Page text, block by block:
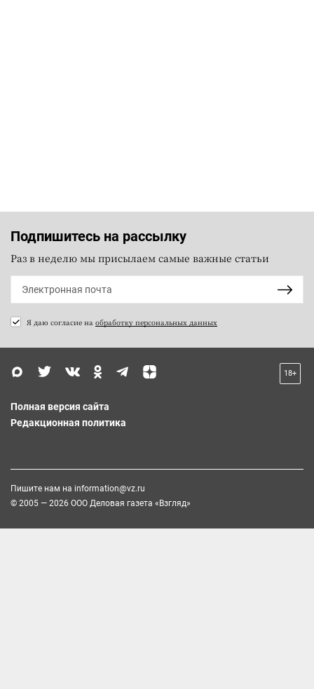
Подпишитесь на рассылку
Раз в неделю мы присылаем самые важные статьи
Я даю согласие на обработку персональных данных
18+
Полная версия сайта
Редакционная политика
Пишите нам на information@vz.ru
© 2005 — 2026 ООО Деловая газета «Взгляд»